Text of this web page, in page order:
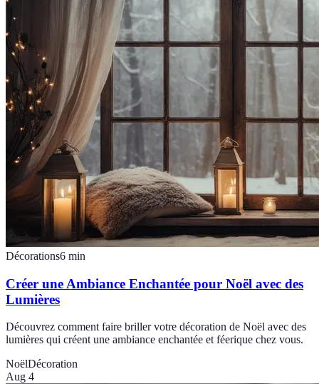
Décorations6 min
Créer une Ambiance Enchantée pour Noël avec des
Lumières
Découvrez comment faire briller votre décoration de Noël avec des
lumières qui créent une ambiance enchantée et féerique chez vous.
NoëlDécoration
Aug 4